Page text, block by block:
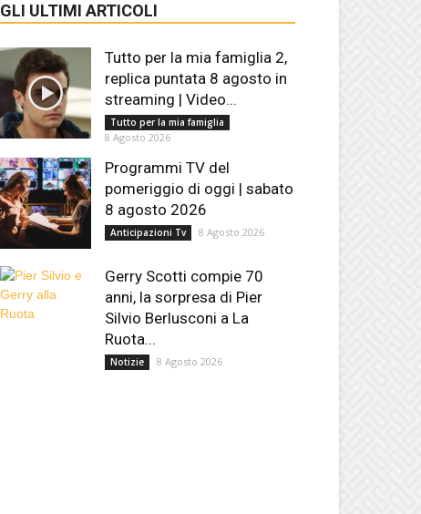
GLI ULTIMI ARTICOLI
Tutto per la mia famiglia 2,
replica puntata 8 agosto in
streaming | Video...
Tutto per la mia famiglia
8 Agosto 2026
Programmi TV del
pomeriggio di oggi | sabato
8 agosto 2026
Anticipazioni Tv 8 Agosto 2026
Gerry Scotti compie 70
anni, la sorpresa di Pier
Silvio Berlusconi a La
Ruota...
Notizie 8 Agosto 2026